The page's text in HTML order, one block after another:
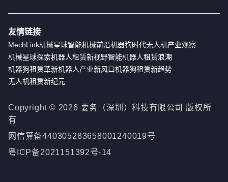
友情链接
MechLink机械星球智能机械前沿机器狗时代无人机产业观察
机械星球探索机器人租赁新视野智能机器人租赁浪潮
机器狗租赁革新机器人产业新风口机器狗租赁新趋势
无人机租赁新纪元
Copyright © 2026 要务（深圳）科技有限公司 版权所
有
网信算备440305283658001240019号
粤ICP备2021151392号-14